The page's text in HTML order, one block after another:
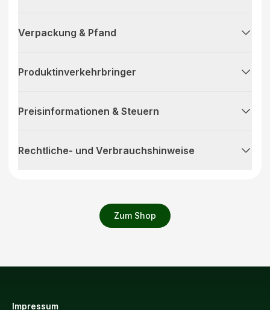
Zum Shop
Verpackung & Pfand
Produktinverkehrbringer
Preisinformationen & Steuern
Rechtliche- und Verbrauchshinweise
Impressum